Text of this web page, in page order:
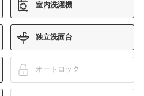
室内洗濯機
独立洗面台
オートロック